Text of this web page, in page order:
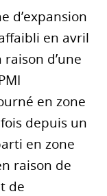
d’expansion
en avril
d’une
en zone
depuis un
en zone
raison de
de